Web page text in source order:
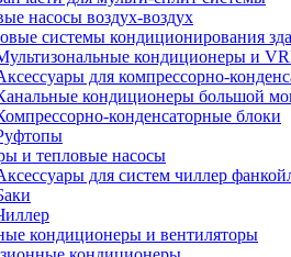
насосы воздух-воздух
системы кондиционирования
кондиционеры и
для компрессорно-
кондиционеры большой
конденсаторные блоки
и тепловые насосы
для систем чиллер
кондиционеры и вентиляторы